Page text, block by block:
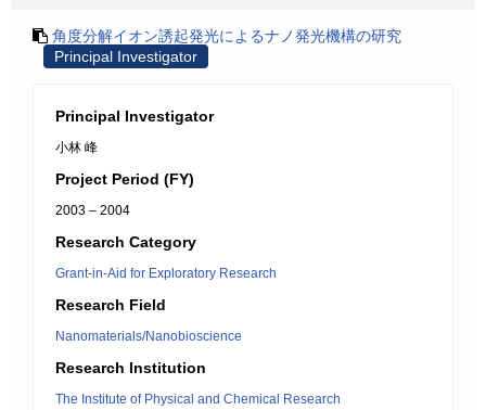
角度分解イオン誘起発光によるナノ発光機構の研究
Principal Investigator
Principal Investigator
小林 峰
Project Period (FY)
2003 – 2004
Research Category
Grant-in-Aid for Exploratory Research
Research Field
Nanomaterials/Nanobioscience
Research Institution
The Institute of Physical and Chemical Research